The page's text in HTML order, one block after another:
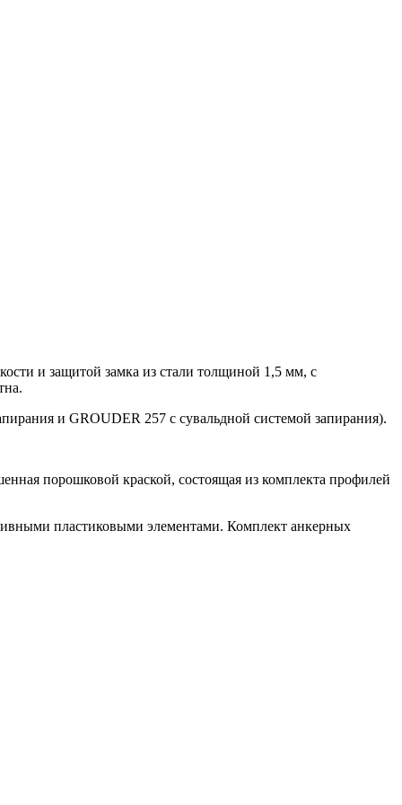
и защитой замка из стали толщиной 1,5 мм, с
и GROUDER 257 с сувальдной системой запирания).
порошковой краской, состоящая из комплекта профилей
пластиковыми элементами. Комплект анкерных